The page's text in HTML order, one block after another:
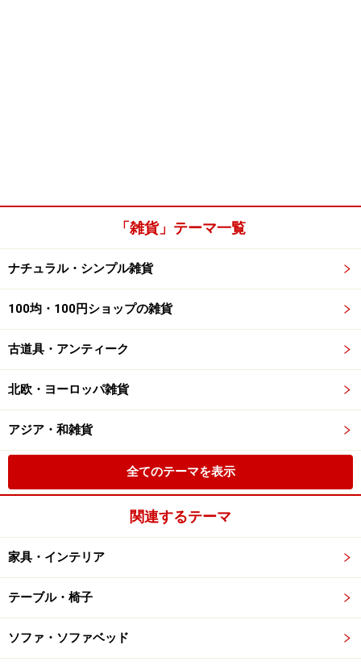
「雑貨」テーマ一覧
ナチュラル・シンプル雑貨
100均・100円ショップの雑貨
古道具・アンティーク
北欧・ヨーロッパ雑貨
アジア・和雑貨
全てのテーマを表示
関連するテーマ
家具・インテリア
テーブル・椅子
ソファ・ソファベッド